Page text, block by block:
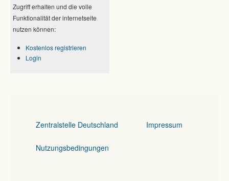
Zugriff erhalten und die volle
Funktionalität der internetseite
nutzen können:
Kostenlos registrieren
Login
Zentralstelle Deutschland Impressum
Nutzungsbedingungen